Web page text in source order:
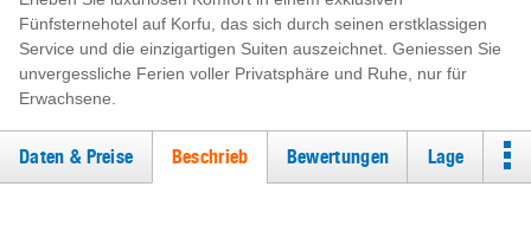
Fünfsternehotel auf Korfu, das sich durch seinen erstklassigen
Service und die einzigartigen Suiten auszeichnet. Geniessen Sie
unvergessliche Ferien voller Privatsphäre und Ruhe, nur für
Erwachsene.
Daten & Preise Beschrieb Bewertungen Lage